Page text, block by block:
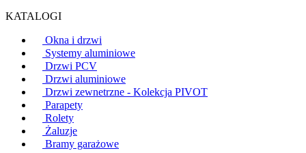
KATALOGI
Okna i drzwi
Systemy aluminiowe
Drzwi PCV
Drzwi aluminiowe
Drzwi zewnetrzne - Kolekcja PIVOT
Parapety
Rolety
Żaluzje
Bramy garażowe